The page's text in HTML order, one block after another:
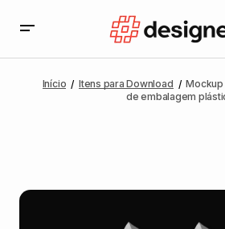
Início Itens para Download
de embalagem